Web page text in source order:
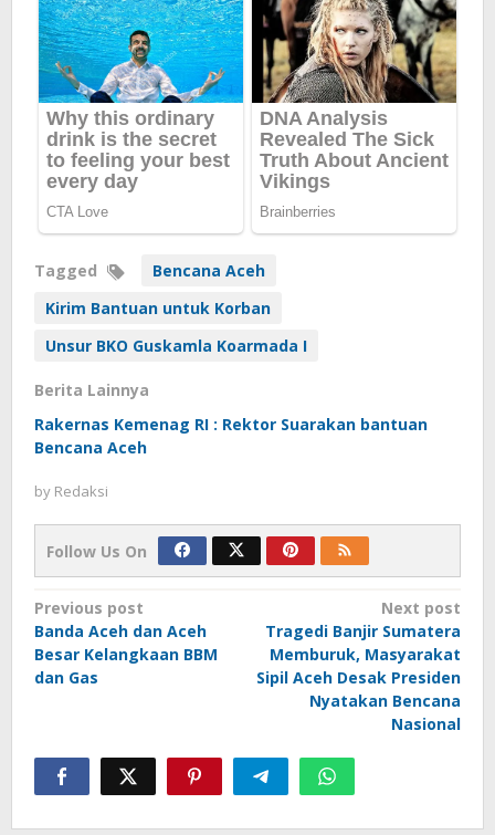
Tagged
Bencana Aceh
Kirim Bantuan untuk Korban
Unsur BKO Guskamla Koarmada I
Berita Lainnya
Rakernas Kemenag RI : Rektor Suarakan bantuan
Bencana Aceh
by Redaksi
Follow Us On
Post
navigation
Previous post
Banda Aceh dan Aceh
Besar Kelangkaan BBM
dan Gas
Next post
Tragedi Banjir Sumatera
Memburuk, Masyarakat
Sipil Aceh Desak Presiden
Nyatakan Bencana
Nasional